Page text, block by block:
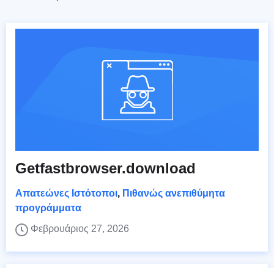
Getfastbrowser.download
Απατεώνες Ιστότοποι, Πιθανώς ανεπιθύμητα
προγράμματα
Φεβρουάριος 27, 2026